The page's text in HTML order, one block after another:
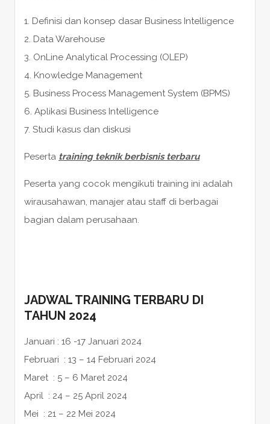
1. Definisi dan konsep dasar Business Intelligence
2. Data Warehouse
3. OnLine Analytical Processing (OLEP)
4. Knowledge Management
5. Business Process Management System (BPMS)
6. Aplikasi Business Intelligence
7. Studi kasus dan diskusi
Peserta training teknik berbisnis terbaru
Peserta yang cocok mengikuti training ini adalah
wirausahawan, manajer atau staff di berbagai
bagian dalam perusahaan.
JADWAL TRAINING TERBARU DI
TAHUN 2024
Januari : 16 -17 Januari 2024
Februari : 13 – 14 Februari 2024
Maret : 5 – 6 Maret 2024
April : 24 – 25 April 2024
Mei : 21 – 22 Mei 2024